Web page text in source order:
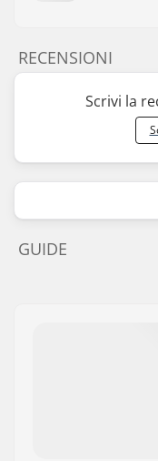
RECENSIONI
Scrivi la
GUIDE